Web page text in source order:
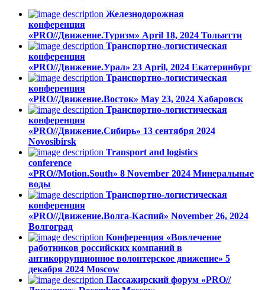
Железнодорожная
конференция
«PRO//Движение.Туризм» April 18, 2024 Тольятти
Транспортно-логистическая
конференция
«PRO//Движение.Урал» 23 April, 2024 Екатеринбург
Транспортно-логистическая
конференция
«PRO//Движение.Восток» May 23, 2024 Хабаровск
Транспортно-логистическая
конференция
«PRO//Движение.Сибирь» 13 сентября 2024
Novosibirsk
Transport and logistics
conference
«PRO//Motion.South» 8 November 2024 Минеральные
воды
Транспортно-логистическая
конференция
«PRO//Движение.Волга-Каспий» November 26, 2024
Волгоград
Конференция «Вовлечение
работников российских компаний в
антикоррупционное волонтерское движение» 5
декабря 2024 Moscow
Пассажирский форум «PRO//